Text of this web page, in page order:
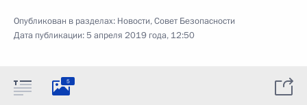
Опубликован в разделах: Новости,Совет Безопасности
Дата публикации:5 апреля 2019 года, 12:50
5